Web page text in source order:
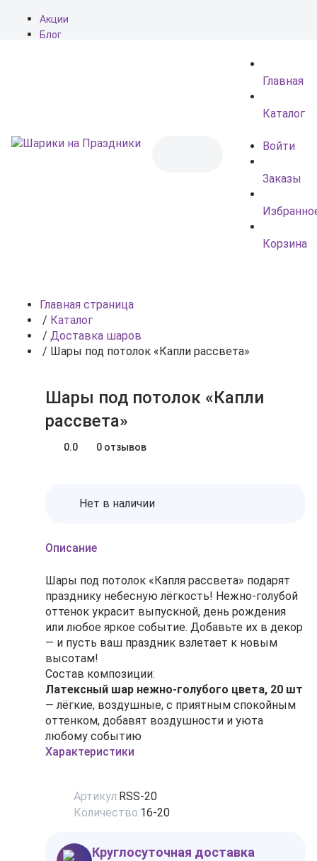
Акции
Блог
Главная
Каталог
Войти
Заказы
Корзина
Главная страница
/ Каталог
/ Доставка шаров
/ Шары под потолок «Капли рассвета»
Шары под потолок «Капли
рассвета»
0.0 0 отзывов
Нет в наличии
Описание
Шары под потолок «Капля рассвета» подарят
празднику небесную лёгкость! Нежно‑голубой
оттенок украсит выпускной, день рождения
или любое яркое событие. Добавьте их в декор
— и пусть ваш праздник взлетает к новым
высотам!
Состав композиции:
Латексный шар нежно-голубого цвета, 20 шт
— лёгкие, воздушные, с приятным спокойным
оттенком, добавят воздушности и уюта
любому событию
Характеристики
Артикул:RSS-20
Количество:16-20
Круглосуточная доставка